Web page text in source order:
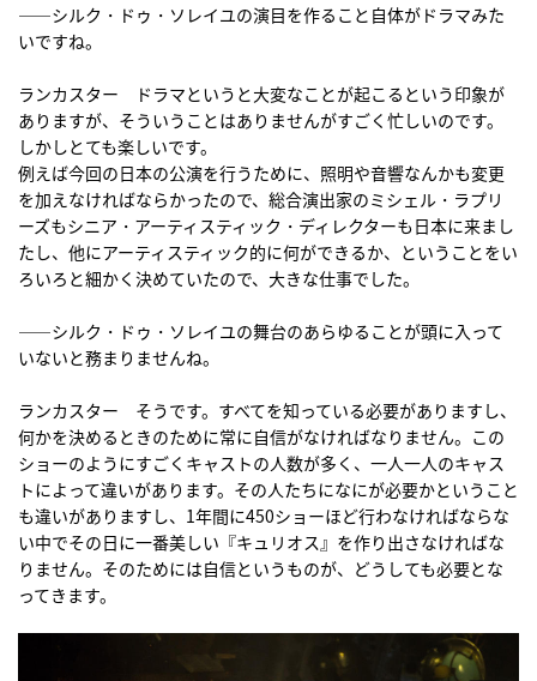
――シルク・ドゥ・ソレイユの演目を作ること自体がドラマみた
いですね。
ランカスター ドラマというと大変なことが起こるという印象が
ありますが、そういうことはありませんがすごく忙しいのです。
しかしとても楽しいです。
例えば今回の日本の公演を行うために、照明や音響なんかも変更
を加えなければならかったので、総合演出家のミシェル・ラプリ
ーズもシニア・アーティスティック・ディレクターも日本に来まし
たし、他にアーティスティック的に何ができるか、ということをい
ろいろと細かく決めていたので、大きな仕事でした。
――シルク・ドゥ・ソレイユの舞台のあらゆることが頭に入って
いないと務まりませんね。
ランカスター そうです。すべてを知っている必要がありますし、
何かを決めるときのために常に自信がなければなりません。この
ショーのようにすごくキャストの人数が多く、一人一人のキャス
トによって違いがあります。その人たちになにが必要かということ
も違いがありますし、1年間に450ショーほど行わなければならな
い中でその日に一番美しい『キュリオス』を作り出さなければな
りません。そのためには自信というものが、どうしても必要とな
ってきます。